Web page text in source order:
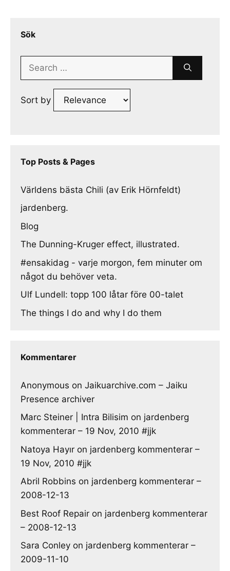
Sök
Search
Sort by
Top Posts & Pages
Världens bästa Chili (av Erik Hörnfeldt)
jardenberg.
Blog
The Dunning-Kruger effect, illustrated.
#ensakidag - varje morgon, fem minuter om
något du behöver veta.
Ulf Lundell: topp 100 låtar före 00-talet
The things I do and why I do them
Kommentarer
Anonymous on Jaikuarchive.com – Jaiku
Presence archiver
Marc Steiner | Intra Bilisim on jardenberg
kommenterar – 19 Nov, 2010 #jjk
Natoya Hayır on jardenberg kommenterar –
19 Nov, 2010 #jjk
Abril Robbins on jardenberg kommenterar –
2008-12-13
Best Roof Repair on jardenberg kommenterar
– 2008-12-13
Sara Conley on jardenberg kommenterar –
2009-11-10